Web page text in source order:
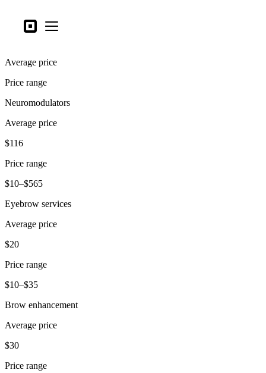
SquareOpen menu
Tipos de negocio
Hardware
Precios
Lo último
Atención al Cliente
Tipos de negocio
Belleza
Servicios
Todos los tipos de negocio
Hardware
Average price
Price range
Neuromodulators
Average price
$116
Price range
$10–$565
Eyebrow services
Average price
$20
Price range
$10–$35
Brow enhancement
Average price
$30
Price range